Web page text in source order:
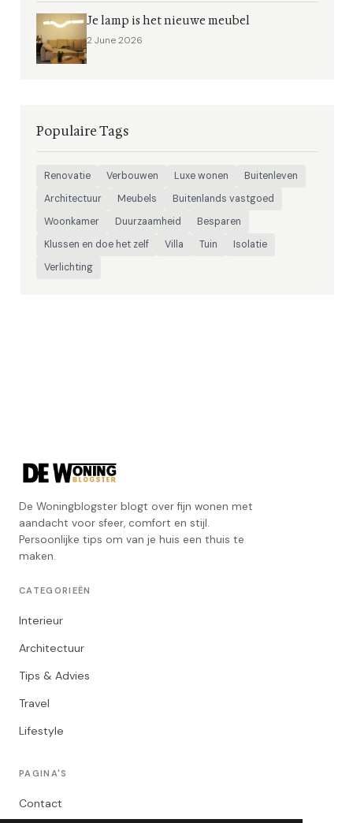
Je lamp is het nieuwe meubel
2 June 2026
Populaire Tags
Renovatie Verbouwen Luxe wonen
Buitenleven
Architectuur
Meubels
Buitenlands vastgoed
Woonkamer
Duurzaamheid
Besparen
Klussen en doe het zelf
Villa Tuin
Isolatie
Verlichting
De Woningblogster blogt over fijn wonen met
aandacht voor sfeer, comfort en stijl.
Persoonlijke tips om van je huis een thuis te
maken.
CATEGORIEËN
Interieur
Architectuur
Tips & Advies
Travel
Lifestyle
PAGINA'S
Contact